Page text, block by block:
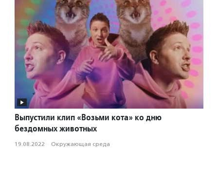
Выпустили клип «Возьми кота» ко дню
бездомных животных
19.08.2022 · Окружающая среда